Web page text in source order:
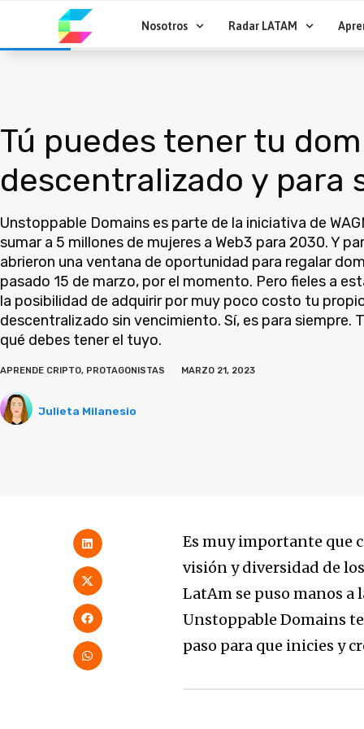
contenido
Nosotros Radar LATAM
Tú puedes tener tu
descentralizado y para
Unstoppable Domains es parte de la iniciativa de
sumar a 5 millones de mujeres a Web3 para 2030. Y
abrieron una ventana de oportunidad para regalar
pasado 15 de marzo, por el momento. Pero fieles a
la posibilidad de adquirir por muy poco costo tu
descentralizado sin vencimiento. Sí, es para siempre.
qué debes tener el tuyo.
APRENDE CRIPTO, PROTAGONISTAS MARZO 21, 2023
Julieta Milanesio
Es muy importante que
visión y diversidad de
LatAm se puso manos a
Unstoppable Domains
paso para que inicies y